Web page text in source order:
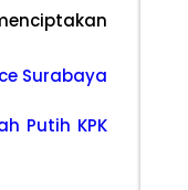
Surabaya
Putih KPK